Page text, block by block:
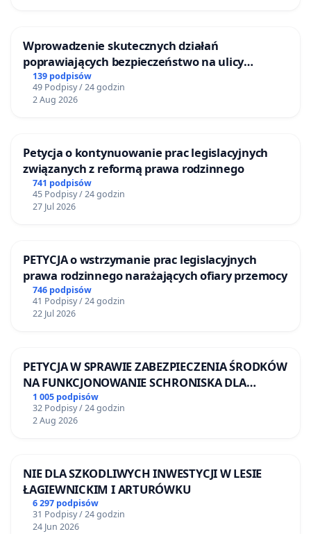
Wprowadzenie skutecznych działań
poprawiających bezpieczeństwo na ulicy
Żeromskiego w Otwocku
139 podpisów
49 Podpisy / 24 godzin
2 Aug 2026
Petycja o kontynuowanie prac legislacyjnych
związanych z reformą prawa rodzinnego
741 podpisów
45 Podpisy / 24 godzin
27 Jul 2026
PETYCJA o wstrzymanie prac legislacyjnych
prawa rodzinnego narażających ofiary przemocy
746 podpisów
41 Podpisy / 24 godzin
22 Jul 2026
PETYCJA W SPRAWIE ZABEZPIECZENIA ŚRODKÓW
NA FUNKCJONOWANIE SCHRONISKA DLA
BEZDOMNYCH ZWIERZĄT W SKARYSZEWIE
1 005 podpisów
32 Podpisy / 24 godzin
2 Aug 2026
NIE DLA SZKODLIWYCH INWESTYCJI W LESIE
ŁAGIEWNICKIM I ARTURÓWKU
6 297 podpisów
31 Podpisy / 24 godzin
24 Jun 2026